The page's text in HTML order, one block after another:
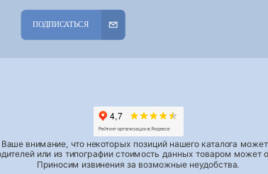
ПОДПИСАТЬСЯ
внимание, что некоторых позиций нашего каталога
или из типографии стоимость данных товаром может
Приносим извинения за возможные неудобства.